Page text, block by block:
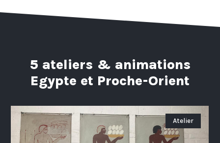
5 ateliers & animations
Egypte et Proche-Orient
Atelier